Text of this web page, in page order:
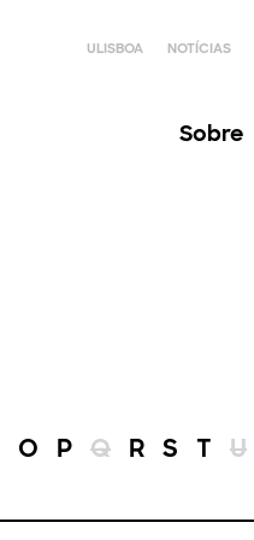
ULISBOA NOTÍCIAS
Sobre
O P Q R S T U